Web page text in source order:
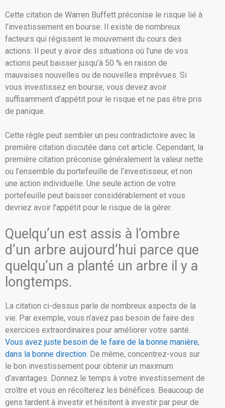
Cette citation de Warren Buffett préconise le risque lié à
l’investissement en bourse. Il existe de nombreux
facteurs qui régissent le mouvement du cours des
actions. Il peut y avoir des situations où l’une de vos
actions peut baisser jusqu’à 50 % en raison de
mauvaises nouvelles ou de nouvelles imprévues. Si
vous investissez en bourse, vous devez avoir
suffisamment d’appétit pour le risque et ne pas être pris
de panique.
Cette règle peut sembler un peu contradictoire avec la
première citation discutée dans cet article. Cependant, la
première citation préconise généralement la valeur nette
ou l’ensemble du portefeuille de l’investisseur, et non
une action individuelle. Une seule action de votre
portefeuille peut baisser considérablement et vous
devriez avoir l’appétit pour le risque de la gérer.
Quelqu’un est assis à l’ombre
d’un arbre aujourd’hui parce que
quelqu’un a planté un arbre il y a
longtemps.
La citation ci-dessus parle de nombreux aspects de la
vie. Par exemple, vous n’avez pas besoin de faire des
exercices extraordinaires pour améliorer votre santé.
Vous avez juste besoin de le faire de la bonne manière,
dans la bonne direction. De même, concentrez-vous sur
le bon investissement pour obtenir un maximum
d’avantages. Donnez le temps à votre investissement de
croître et vous en récolterez les bénéfices. Beaucoup de
gens tardent à investir et hésitent à investir par peur de